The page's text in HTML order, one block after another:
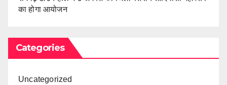
का होगा आयोजन
Categories
Uncategorized